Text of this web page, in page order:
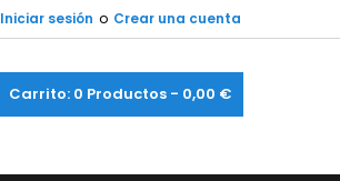
Iniciar sesión o Crear una cuenta
Carrito: 0 Productos - 0,00 €